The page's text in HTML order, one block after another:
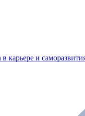
карьере и